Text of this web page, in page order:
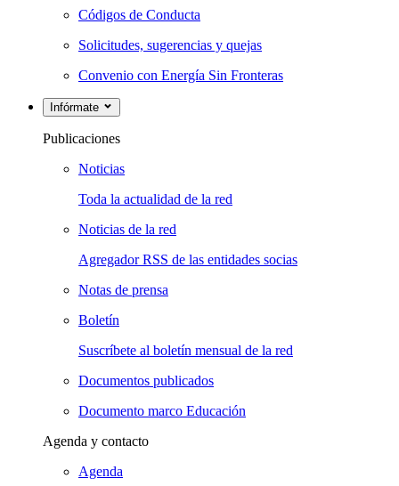
Códigos de Conducta
Solicitudes, sugerencias y quejas
Convenio con Energía Sin Fronteras
Infórmate
Publicaciones
Noticias
Toda la actualidad de la red
Noticias de la red
Agregador RSS de las entidades socias
Notas de prensa
Boletín
Suscríbete al boletín mensual de la red
Documentos publicados
Documento marco Educación
Agenda y contacto
Agenda